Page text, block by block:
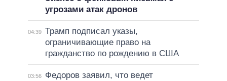
угрозами атак дронов
04:39 Трамп подписал указы,
ограничивающие право на
гражданство по рождению в США
03:56
Федоров заявил, что ведет